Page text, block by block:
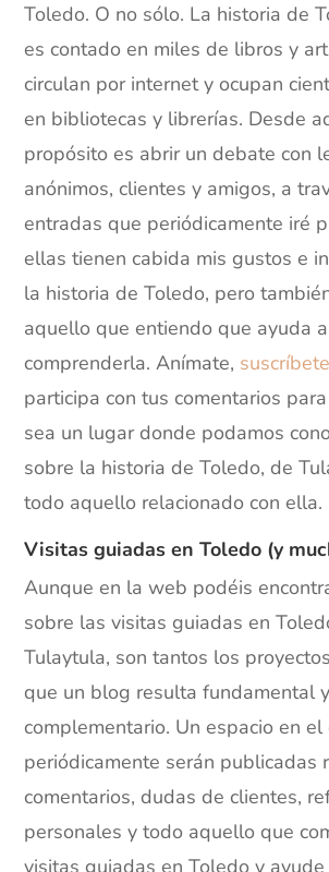
Toledo. O no sólo. La historia de
es contado en miles de libros y
circulan por internet y ocupan
en bibliotecas y librerías. Desde
propósito es abrir un debate con
anónimos, clientes y amigos, a
entradas que periódicamente iré
ellas tienen cabida mis gustos e
la historia de Toledo, pero
aquello que entiendo que ayuda
comprenderla. Anímate, suscríbete
participa con tus comentarios
sea un lugar donde podamos
sobre la historia de Toledo, de
todo aquello relacionado con ella.
Visitas guiadas en Toledo (y
Aunque en la web podéis
sobre las visitas guiadas en
Tulaytula, son tantos los
que un blog resulta fundamental y
complementario. Un espacio en el
periódicamente serán publicadas
comentarios, dudas de clientes,
personales y todo aquello que